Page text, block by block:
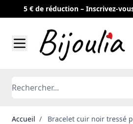
5 € de réduction – Inscrivez-
Rechercher
Accueil / Bracelet cuir noir tressé